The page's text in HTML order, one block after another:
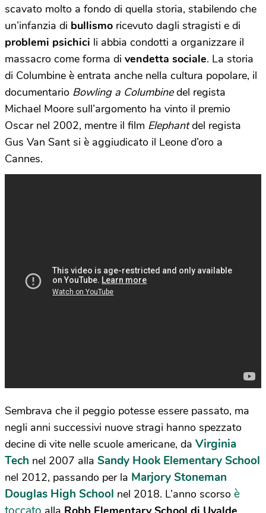
scavato molto a fondo di quella storia, stabilendo che
un’infanzia di bullismo ricevuto dagli stragisti e di
problemi psichici li abbia condotti a organizzare il
massacro come forma di vendetta sociale. La storia
di Columbine è entrata anche nella cultura popolare, il
documentario Bowling a Columbinedel regista
Michael Moore sull’argomento ha vinto il premio
Oscar nel 2002, mentre il film Elephantdel regista
Gus Van Sant si è aggiudicato il Leone d’oro a
Cannes.
Sembrava che il peggio potesse essere passato, ma
negli anni successivi nuove stragi hanno spezzato
decine di vite nelle scuole americane, da Virginia
Tech nel 2007 alla Sandy Hook Elementary School
nel 2012, passando per la Marjory Stoneman
Douglas High School nel 2018. L’anno scorso è